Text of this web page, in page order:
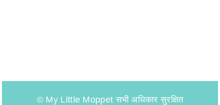
© My Little Moppet सभी अधिकार सुरक्षित